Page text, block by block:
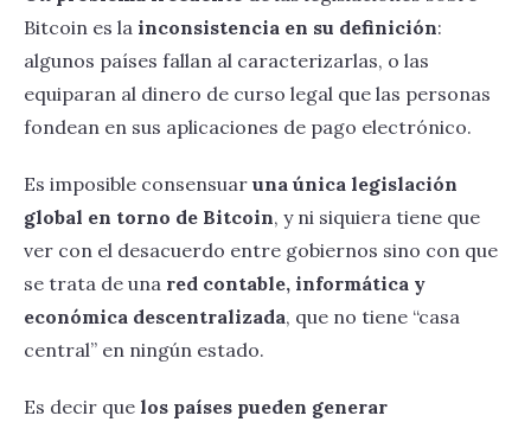
Cómo se forma el precio del bitcoin
Operaciones entre pares
Brokers de criptomonedas
Marco regulatorio
Capítulo 5
Por qué Bitcoin es seguro
Seguridad en Bitcoin
Bitcoin es la inconsistencia en su definición:
algunos países fallan al caracterizarlas, o las
equiparan al dinero de curso legal que las personas
fondean en sus aplicaciones de pago electrónico.
Es imposible consensuar una única legislación
global en torno de Bitcoin, y ni siquiera tiene que
ver con el desacuerdo entre gobiernos sino con que
se trata de una red contable, informática y
económica descentralizada, que no tiene “casa
central” en ningún estado.
Es decir que los países pueden generar